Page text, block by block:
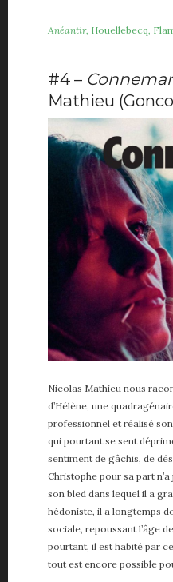
Anéantir, Houellebecq,
#4 –
Mathieu
Nicolas Mathieu nous
d’Hélène, une
professionnel et réalisé
qui pourtant se sent
sentiment de gâchis, de
Christophe pour sa part
son bled dans lequel il a
hédoniste, il a longtemps
sociale, repoussant l’âge
pourtant, il est habité par
tout est encore possible